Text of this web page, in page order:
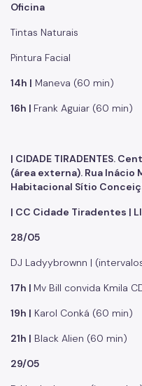
Oficina
Tintas Naturais
Pintura Facial
14h | Maneva (60 min)
16h | Frank Aguiar (60 min)
| CIDADE TIRADENTES.
(área externa). Rua
Habitacional Sítio
| CC Cidade Tiradentes |
28/05
DJ Ladyybrownn |
17h | Mv Bill convida Kmila
19h | Karol Conká (60 min)
21h | Black Alien (60 min)
29/05